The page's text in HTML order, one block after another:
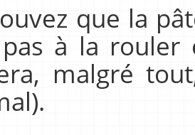
que la
pas à la
malgré